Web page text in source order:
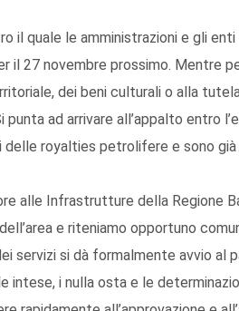
il quale le amministrazioni e gli
il 27 novembre prossimo. Mentre
dei beni culturali o alla
ad arrivare all’appalto entro
delle royalties petrolifere e sono
alle Infrastrutture della Regione
e riteniamo opportuno
servizi si dà formalmente avvio al
intese, i nulla osta e le